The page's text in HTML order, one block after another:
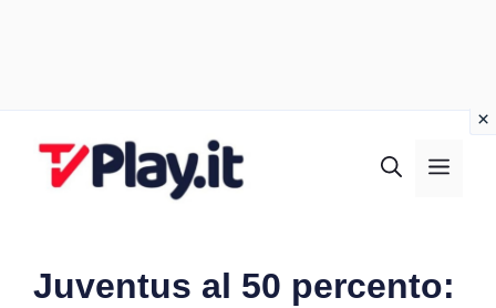
Juventus al 50 percento: